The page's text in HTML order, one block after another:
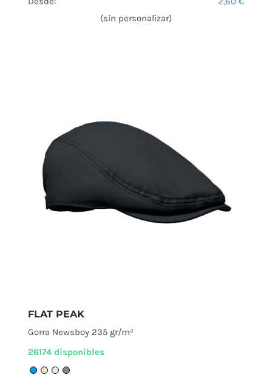
(sin personalizar)
FLAT PEAK
Gorra Newsboy 235 gr/m²
26174 disponibles